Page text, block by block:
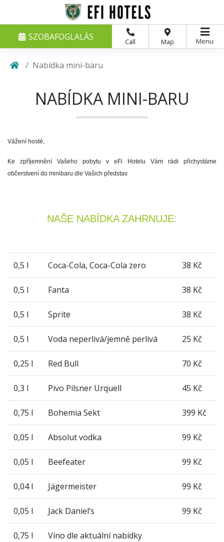
Call Map
SZOBAFOGLALÁS Menu
Nabídka mini-baru
NABÍDKA MINI-BARU
Vážení hosté,
Ke zpříjemnění Vašeho pobytu v eFi Hotelu Vám rádi přichystáme
občerstvení do minibaru dle Vašich představ.
NAŠE NABÍDKA ZAHRNUJE:
0,5 l Coca-Cola, Coca-Cola zero 38 Kč
0,5 l Fanta 38 Kč
0,5 l Sprite 38 Kč
0,5 l Voda neperlivá/jemně perlivá 25 Kč
0,25 l Red Bull 70 Kč
0,3 l Pivo Pilsner Urquell 45 Kč
0,75 l Bohemia Sekt 399 Kč
0,05 l Absolut vodka 99 Kč
0,05 l Beefeater 99 Kč
0,04 l Jägermeister 99 Kč
0,05 l Jack Daniel‘s 99 Kč
0,75 l Víno dle aktuální nabídky